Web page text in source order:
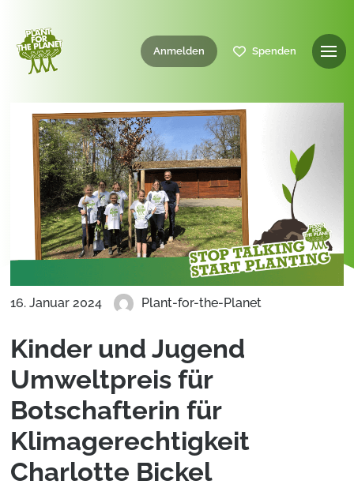
Anmelden Spenden
16. Januar 2024 Plant-for-the-Planet
Kinder und Jugend
Umweltpreis für
Botschafterin für
Klimagerechtigkeit
Charlotte Bickel